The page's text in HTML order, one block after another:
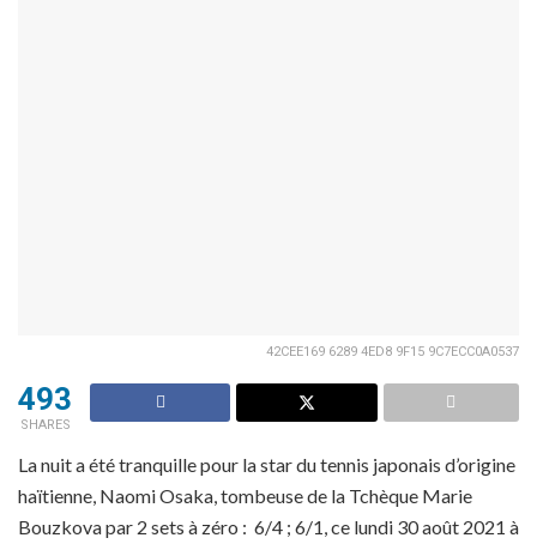
42CEE169 6289 4ED8 9F15 9C7ECC0A0537
493
SHARES
La nuit a été tranquille pour la star du tennis japonais d’origine
haïtienne, Naomi Osaka, tombeuse de la Tchèque Marie
Bouzkova par 2 sets à zéro : 6/4 ; 6/1, ce lundi 30 août 2021 à